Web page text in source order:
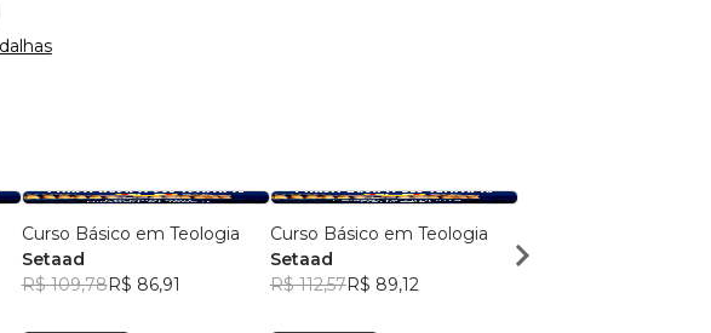
Curso Básico em Teologia
Setaad
R$ 109,78R$ 86,91
Curso Básico em Teologia
Setaad
R$ 112,57R$ 89,12
Setaad